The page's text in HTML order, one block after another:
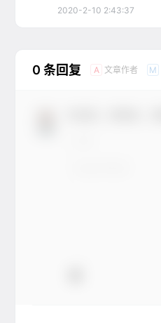
2020-2-10 2:43:37
0 条回复 A 文章作者 M